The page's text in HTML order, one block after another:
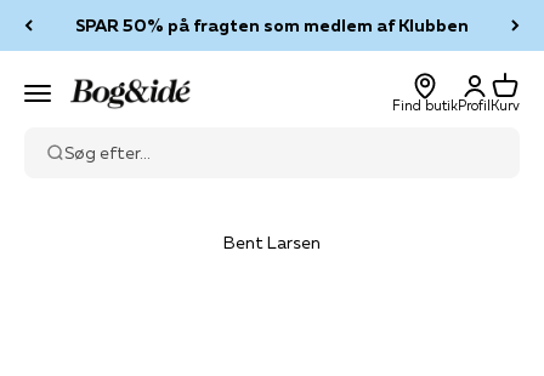
SPAR 50% på fragten som medlem af Klubben
Menu Bog & idé
Find butik
Log ind
Profil
Kurv
Kurv
Søg efter...
Bent Larsen